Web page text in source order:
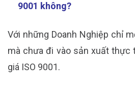
9001 không?
Với những Doanh Nghiệp chỉ
mà chưa đi vào sản xuất thực
giá ISO 9001.